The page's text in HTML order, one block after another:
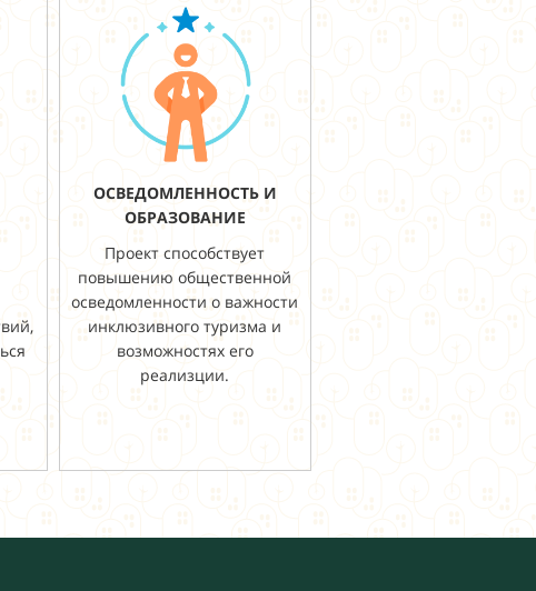
ОСВЕДОМЛЕННОСТЬ И
ОБРАЗОВАНИЕ
Проект способствует
повышению общественной
осведомленности о важности
инклюзивного туризма и
возможностях его
реализции.